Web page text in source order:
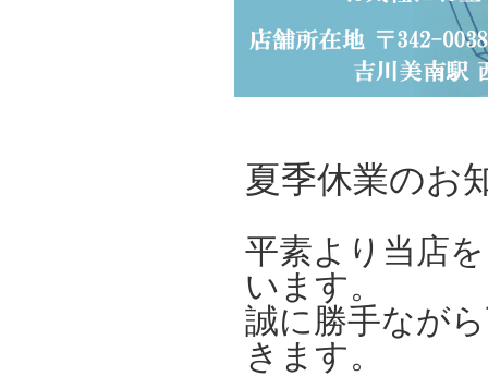
夏季休業のお
平素より当店
います。
誠に勝手なが
きます。